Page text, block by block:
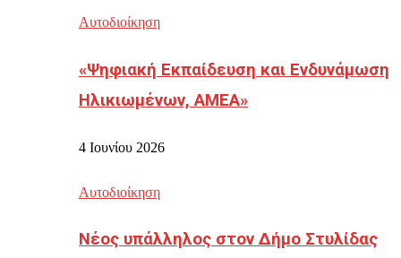
Αυτοδιοίκηση
«Ψηφιακή Εκπαίδευση και Ενδυνάμωση
Ηλικιωμένων, ΑΜΕΑ»
4 Ιουνίου 2026
Αυτοδιοίκηση
Νέος υπάλληλος στον Δήμο Στυλίδας